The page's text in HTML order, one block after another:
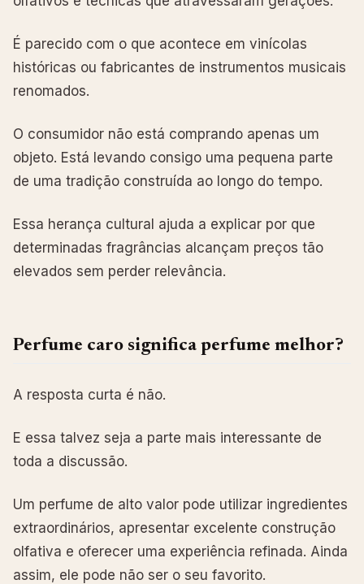
É parecido com o que acontece em vinícolas
históricas ou fabricantes de instrumentos musicais
renomados.
O consumidor não está comprando apenas um
objeto. Está levando consigo uma pequena parte
de uma tradição construída ao longo do tempo.
Essa herança cultural ajuda a explicar por que
determinadas fragrâncias alcançam preços tão
elevados sem perder relevância.
Perfume caro significa perfume melhor?
A resposta curta é não.
E essa talvez seja a parte mais interessante de
toda a discussão.
Um perfume de alto valor pode utilizar ingredientes
extraordinários, apresentar excelente construção
olfativa e oferecer uma experiência refinada. Ainda
assim, ele pode não ser o seu favorito.